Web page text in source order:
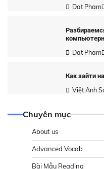
Dat Pham
Dat Pham
Как зайти
Việt Anh
Chuyên mục
About us
Advanced Vocab
Bài Mẫu Reading